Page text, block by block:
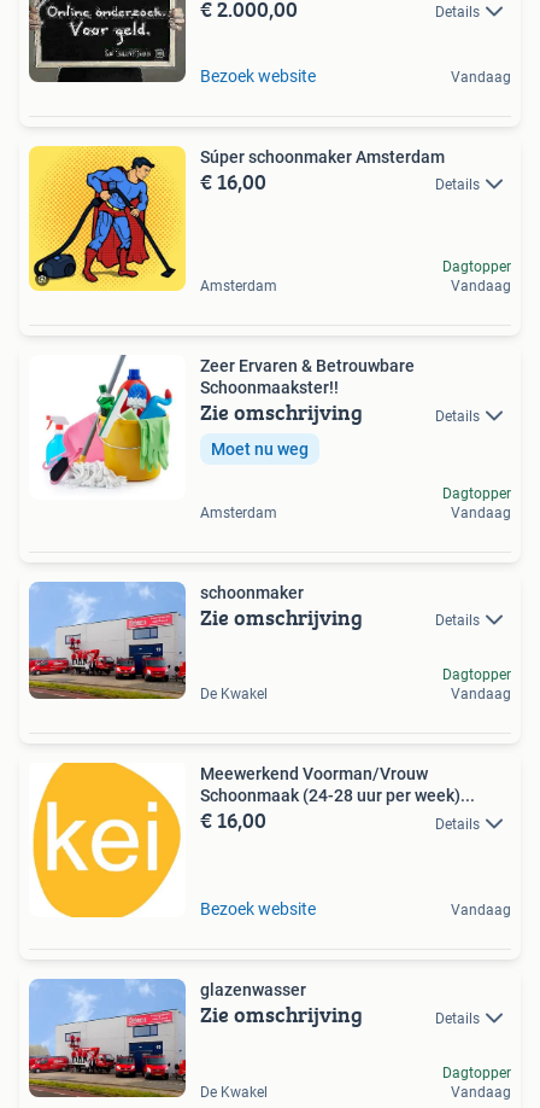
€ 2.000,00 Details
Bezoek website Vandaag
Súper schoonmaker Amsterdam
€ 16,00 Details
Amsterdam
Dagtopper
Vandaag
Zeer Ervaren & Betrouwbare
Schoonmaakster!!
Zie omschrijving Details
Moet nu weg
Amsterdam
Dagtopper
Vandaag
schoonmaker
Zie omschrijving Details
De Kwakel
Dagtopper
Vandaag
Meewerkend Voorman/Vrouw
Schoonmaak (24-28 uur per week)...
€ 16,00 Details
Bezoek website Vandaag
glazenwasser
Zie omschrijving Details
De Kwakel
Dagtopper
Vandaag